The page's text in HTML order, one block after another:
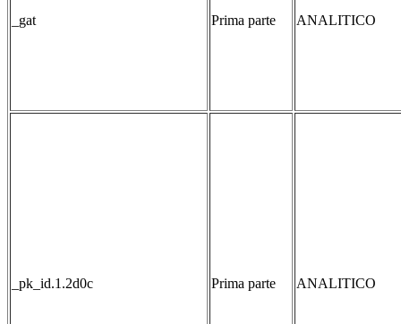
_gat Prima parte ANALITICO
_pk_id.1.2d0c Prima parte ANALITICO